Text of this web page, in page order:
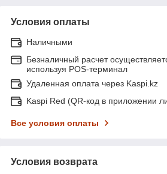
Условия оплаты
Наличными
Безналичный расчет
используя POS-терминал
Удаленная оплата через Kaspi.kz
Kaspi Red (QR-код в приложении
Все условия оплаты
Условия возврата